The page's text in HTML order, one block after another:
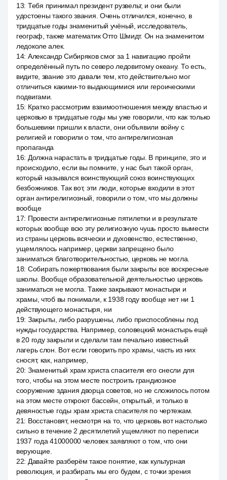
13: Тебя принимал президент рузвельт, и они были
удостоены такого звания. Очень отличился, конечно, в
тридцатые годы знаменитый учёный, исследователь,
географ, также математик Отто Шмидт. Он на знаменитом
ледоколе алек.
14: Александр Сибиряков смог за 1 навигацию пройти
определённый путь по северо ледовитому океану. То есть,
видите, звание это давали тем, кто действительно мог
отличиться какими-то выдающимися или героическими
подвигами.
15: Кратко рассмотрим взаимоотношения между властью и
церковью в тридцатые годы мы уже говорили, что как только
большевики пришли к власти, они объявили войну с
религией и говорили о том, что антирелигиозная
пропаганда
16: Должна нарастать в тридцатые годы. В принципе, это и
происходило, если вы помните, у нас был такой орган,
который назывался воинствующий союз воинствующих
безбожников. Так вот, эти люди, которые входили в этот
орган антирелигиозный, говорили о том, что мы должны
вообще
17: Провести антирелигиозные пятилетки и в результате
которых вообще всю эту религиозную чушь просто вымести
из страны церковь всячески и духовенство, естественно,
ущемлялось например, церкви запрещено было
заниматься благотворительностью, церковь не могла.
18: Собирать пожертвования были закрыты все воскресные
школы. Вообще образовательной деятельностью церковь
заниматься не могла. Также закрывают монастыри и
храмы, чтоб вы понимали, к 1938 году вообще нет ни 1
действующего монастыря, ни
19: Закрыты, либо разрушены, либо приспособлены под
нужды государства. Например, соловецкий монастырь ещё
в 20 году закрыли и сделали там печально известный
лагерь слон. Вот если говорить про храмы, часть из них
сносят, как, например,
20: Знаменитый храм христа спасителя его снесли для
того, чтобы на этом месте построить грандиозное
сооружение здания дворца советов, но не сложилось потом
на этом месте откроют бассейн, открытый, и только в
девяностые годы храм христа спасителя по чертежам.
21: Восстановят, несмотря на то, что церковь вот настолько
сильно в течение 2 десятилетий ущемляют по переписи
1937 года 41000000 человек заявляют о том, что они
верующие.
22: Давайте разберём такое понятие, как культурная
революция, и разбирать мы его будем, с точки зрения